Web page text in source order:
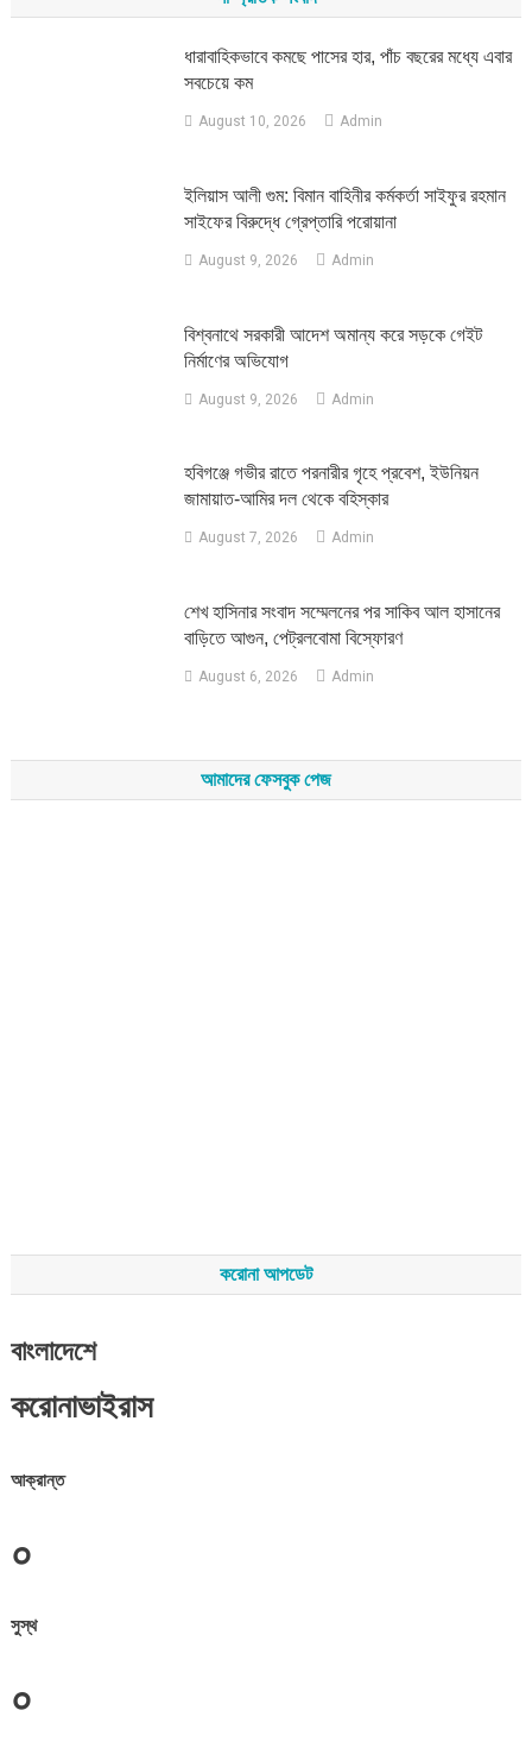
ধারাবাহিকভাবে কমছে পাসের হার, পাঁচ বছরের মধ্যে এবার
সবচেয়ে কম
August 10, 2026 Admin
ইলিয়াস আলী গুম: বিমান বাহিনীর কর্মকর্তা সাইফুর রহমান
সাইফের বিরুদ্ধে গ্রেপ্তারি পরোয়ানা
August 9, 2026 Admin
বিশ্বনাথে সরকারী আদেশ অমান্য করে সড়কে গেইট
নির্মাণের অভিযোগ
August 9, 2026 Admin
হবিগঞ্জে গভীর রাতে পরনারীর গৃহে প্রবেশ, ইউনিয়ন
জামায়াত-আমির দল থেকে বহিস্কার
August 7, 2026 Admin
শেখ হাসিনার সংবাদ সম্মেলনের পর সাকিব আল হাসানের
বাড়িতে আগুন, পেট্রলবোমা বিস্ফোরণ
August 6, 2026 Admin
আমাদের ফেসবুক পেজ
করোনা আপডেট
বাংলাদেশে
করোনাভাইরাস
আক্রান্ত
০
সুস্থ
০